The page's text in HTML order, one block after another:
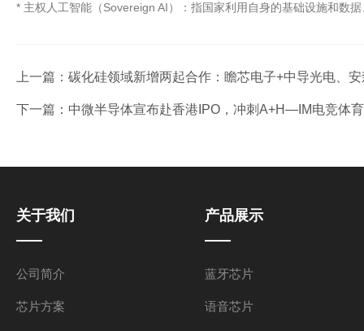
* 主权人工智能（Sovereign AI）：指国家利用自身的基础设施和数
上一篇： 碳化硅领域新增两起合作：瞻芯电子+中导光电、
下一篇： 中微半导体宣布赴香港IPO，冲刺A+H—IM电竞体
关于我们
公司简介
芯片方案
产品展示
蓝牙芯片
语音芯片